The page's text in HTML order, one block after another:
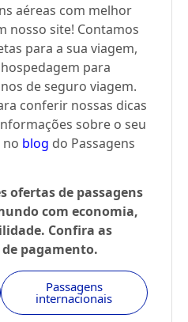
aéreas com melhor
nosso site! Contamos
para a sua viagem,
para
de seguro viagem.
conferir nossas dicas
sobre o seu
no blog do Passagens
ofertas de passagens
com economia,
Confira as
pagamento.
Passagens
internacionais